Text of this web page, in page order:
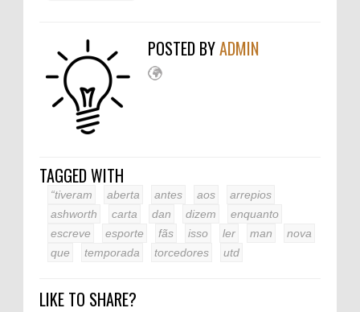
POSTED BYADMIN
TAGGED WITH
“tiveram aberta antes aos
arrepios
ashworth
carta dan dizem
enquanto
escreve
esporte fãs isso ler man
nova
que
temporada torcedores utd
LIKE TO SHARE?